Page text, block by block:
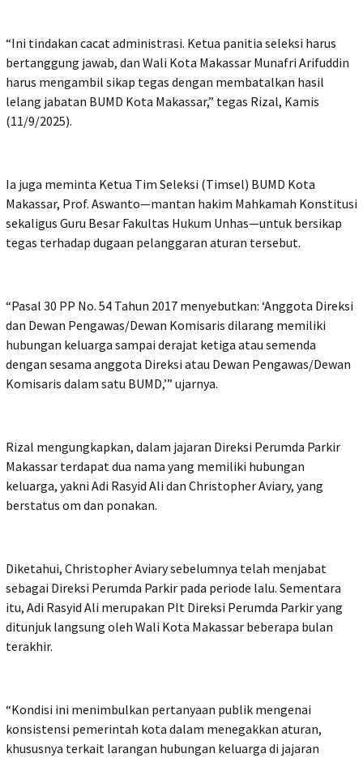
“Ini tindakan cacat administrasi. Ketua panitia seleksi harus
bertanggung jawab, dan Wali Kota Makassar Munafri Arifuddin
harus mengambil sikap tegas dengan membatalkan hasil
lelang jabatan BUMD Kota Makassar,” tegas Rizal, Kamis
(11/9/2025).
Ia juga meminta Ketua Tim Seleksi (Timsel) BUMD Kota
Makassar, Prof. Aswanto—mantan hakim Mahkamah Konstitusi
sekaligus Guru Besar Fakultas Hukum Unhas—untuk bersikap
tegas terhadap dugaan pelanggaran aturan tersebut.
“Pasal 30 PP No. 54 Tahun 2017 menyebutkan: ‘Anggota Direksi
dan Dewan Pengawas/Dewan Komisaris dilarang memiliki
hubungan keluarga sampai derajat ketiga atau semenda
dengan sesama anggota Direksi atau Dewan Pengawas/Dewan
Komisaris dalam satu BUMD,’” ujarnya.
Rizal mengungkapkan, dalam jajaran Direksi Perumda Parkir
Makassar terdapat dua nama yang memiliki hubungan
keluarga, yakni Adi Rasyid Ali dan Christopher Aviary, yang
berstatus om dan ponakan.
Diketahui, Christopher Aviary sebelumnya telah menjabat
sebagai Direksi Perumda Parkir pada periode lalu. Sementara
itu, Adi Rasyid Ali merupakan Plt Direksi Perumda Parkir yang
ditunjuk langsung oleh Wali Kota Makassar beberapa bulan
terakhir.
“Kondisi ini menimbulkan pertanyaan publik mengenai
konsistensi pemerintah kota dalam menegakkan aturan,
khususnya terkait larangan hubungan keluarga di jajaran